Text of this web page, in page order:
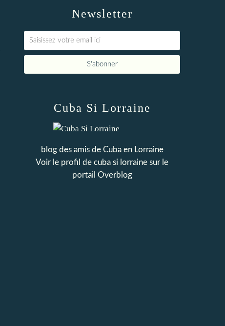
Newsletter
Cuba Si Lorraine
blog des amis de Cuba en Lorraine
Voir le profil de cuba si lorraine sur le
portail Overblog